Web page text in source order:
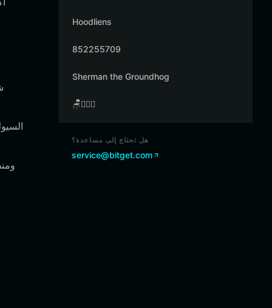
Hoodliens
852255709
Sherman the Groundhog
🪑👳🏾‍♂️
هل تحتاج إلى مساعدة؟
service@bitget.com